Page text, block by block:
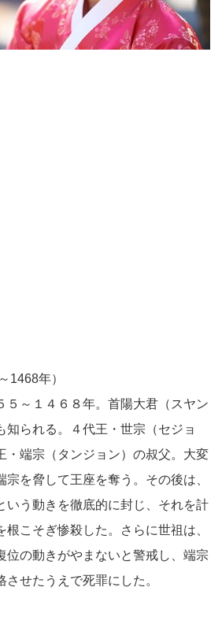
1468年）
５～１４６８年。首陽大君（スヤン
知られる。４代王・世宗（セジョ
・端宗（タンジョン）の叔父。大変
宗を脅して王座を奪う。その後は、
いう動きを徹底的に封じ、それを計
こそぎ惨殺した。さらに世祖は、
位の動きがやまないと警戒し、端宗
せたうえで死罪にした。